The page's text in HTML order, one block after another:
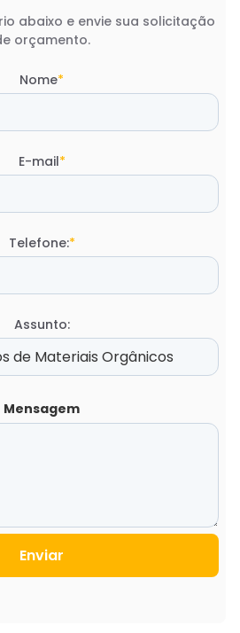
abaixo e envie sua solicitação
orçamento.
Nome*
E-mail*
Telefone:*
Assunto:
Mensagem
Enviar